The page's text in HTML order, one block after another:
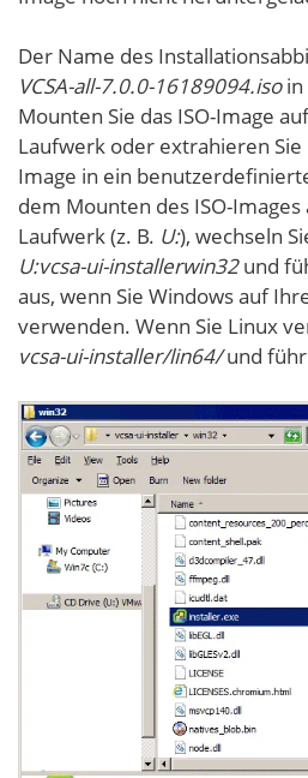
Der Name des
VCSA-all-7.0.0-16189094.isoin
Mounten Sie das ISO-Image
Laufwerk oder extrahieren Sie
Image in ein
dem Mounten des ISO-
Laufwerk (z. B. U:), wechseln
U:vcsa-ui-installerwin32und
aus, wenn Sie Windows auf
verwenden. Wenn Sie Linux
vcsa-ui-installer/lin64/und